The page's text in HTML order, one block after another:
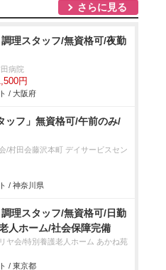
さらに見る
調理スタッフ/無資格可/夜勤
病院
円
/ 大阪府
ッフ」無資格可/午前のみ/
/村田会藤沢本町 デイサービスセン
/ 神奈川県
調理スタッフ/無資格可/日勤
人ホーム/社会保障完備
ヤ会/特別養護老人ホーム あかね苑
/ 東京都